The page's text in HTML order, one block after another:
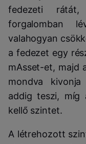
fedezeti
forgalomban
valahogyan
a fedezet egy
mAsset-et, majd
mondva
addig teszi,
kellő szintet.
A létrehozott